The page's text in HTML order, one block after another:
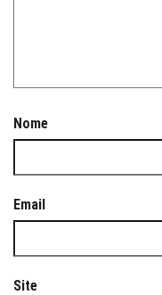
Nome
Email
Site